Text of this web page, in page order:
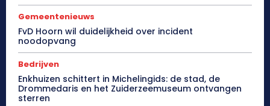
Gemeentenieuws
FvD Hoorn wil duidelijkheid over incident
noodopvang
Bedrijven
Enkhuizen schittert in Michelingids: de stad, de
Drommedaris en het Zuiderzeemuseum ontvangen
sterren